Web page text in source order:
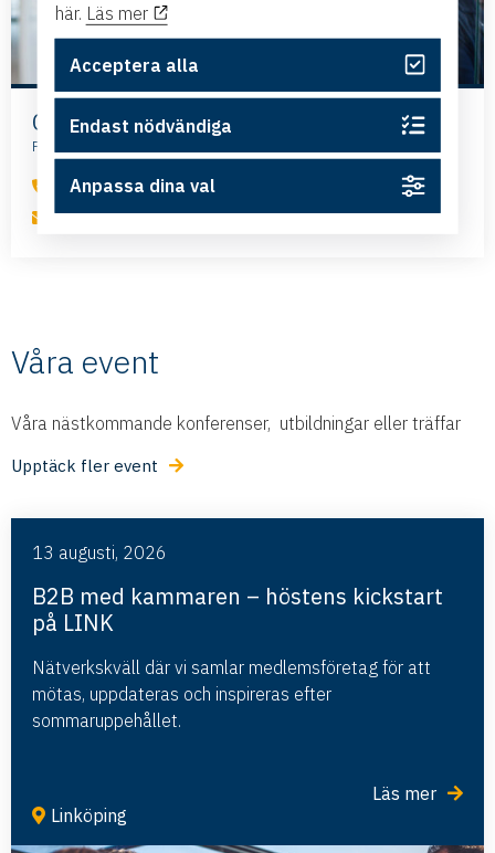
Charlotta Elliot
Projektledare ESIC
011 - 28 50 36
Skicka e-post
Våra event
Våra nästkommande konferenser, utbildningar eller träffar
Upptäck fler event
13 augusti, 2026
B2B med kammaren – höstens kickstart
på LINK
Nätverkskväll där vi samlar medlemsföretag för att
mötas, uppdateras och inspireras efter
sommaruppehållet.
Linköping
Läs mer
här. Läs mer
Acceptera alla
Endast nödvändiga
Anpassa dina val